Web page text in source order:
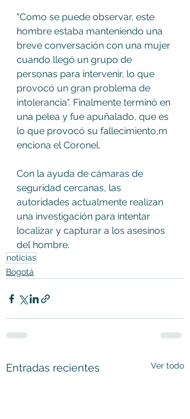
"Como se puede observar, este
hombre estaba manteniendo una
breve conversación con una mujer
cuando llegó un grupo de
personas para intervenir, lo que
provocó un gran problema de
intolerancia". Finalmente terminó en
una pelea y fue apuñalado, que es
lo que provocó su fallecimiento,m
enciona el Coronel.
Con la ayuda de cámaras de
seguridad cercanas, las
autoridades actualmente realizan
una investigación para intentar
localizar y capturar a los asesinos
del hombre.
noticias
Bogotá
Entradas recientes Ver todo